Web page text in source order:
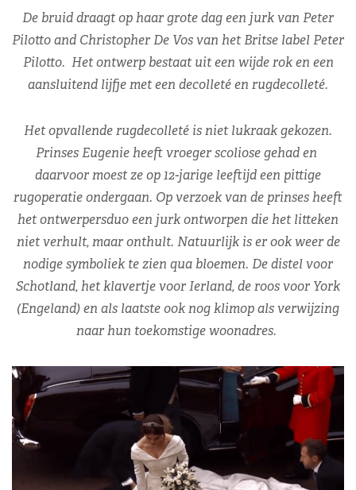
De bruid draagt op haar grote dag een jurk van Peter
Pilotto and Christopher De Vos van het Britse label Peter
Pilotto. Het ontwerp bestaat uit een wijde rok en een
aansluitend lijfje met een decolleté en rugdecolleté.
Het opvallende rugdecolleté is niet lukraak gekozen.
Prinses Eugenie heeft vroeger scoliose gehad en
daarvoor moest ze op 12-jarige leeftijd een pittige
rugoperatie ondergaan. Op verzoek van de prinses heeft
het ontwerpersduo een jurk ontworpen die het litteken
niet verhult, maar onthult. Natuurlijk is er ook weer de
nodige symboliek te zien qua bloemen. De distel voor
Schotland, het klavertje voor Ierland, de roos voor York
(Engeland) en als laatste ook nog klimop als verwijzing
naar hun toekomstige woonadres.